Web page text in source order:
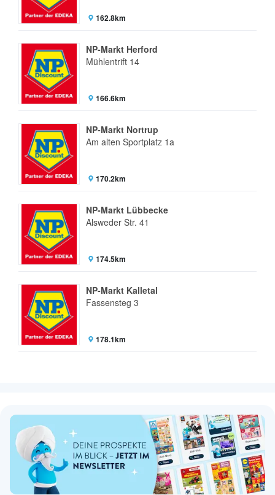
162.8km
NP-Markt Herford
Mühlentrift 14
166.6km
NP-Markt Nortrup
Am alten Sportplatz 1a
170.2km
NP-Markt Lübbecke
Alsweder Str. 41
174.5km
NP-Markt Kalletal
Fassensteg 3
178.1km